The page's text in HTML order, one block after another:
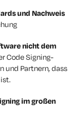
und Nachweis
nicht dem
Code Signing-
und Partnern, dass
im großen